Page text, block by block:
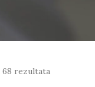
68 rezultata